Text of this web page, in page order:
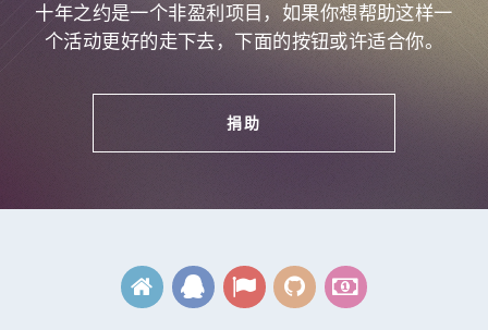
十年之约是一个非盈利项目，如果你想帮助这样一
个活动更好的走下去，下面的按钮或许适合你。
捐助